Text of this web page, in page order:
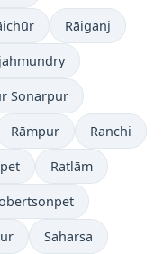
Rāiganj
Sonarpur
Rāmpur Ranchi
Ratlām
Saharsa